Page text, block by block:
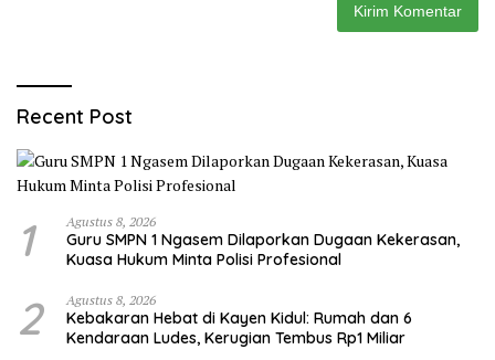
Recent Post
1 Agustus 8, 2026
Guru SMPN 1 Ngasem Dilaporkan Dugaan Kekerasan,
Kuasa Hukum Minta Polisi Profesional
2 Agustus 8, 2026
Kebakaran Hebat di Kayen Kidul: Rumah dan 6
Kendaraan Ludes, Kerugian Tembus Rp1 Miliar